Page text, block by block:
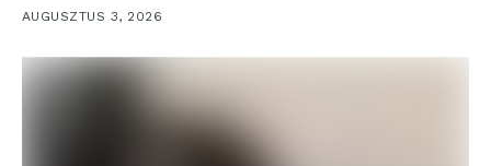
AUGUSZTUS 3, 2026